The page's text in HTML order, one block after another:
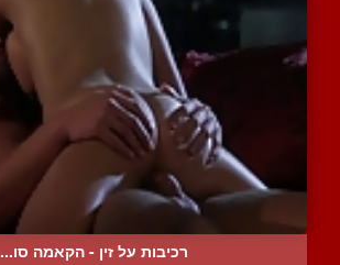
רכיבות על זין - הקאמה סו...